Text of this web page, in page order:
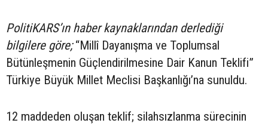
PolitiKARS’ın haber kaynaklarından derlediği
bilgilere göre;“Millî Dayanışma ve Toplumsal
Bütünleşmenin Güçlendirilmesine Dair Kanun Teklifi”
Türkiye Büyük Millet Meclisi Başkanlığı’na sunuldu.
12 maddeden oluşan teklif; silahsızlanma sürecinin